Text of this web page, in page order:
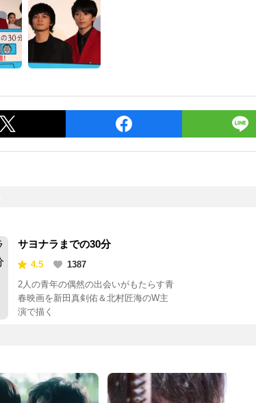
サヨナラまでの30分
4.5
1387
2人の青年の偶然の出会いがもたらす青
春映画を新田真剣佑＆北村匠海のW主
演で描く